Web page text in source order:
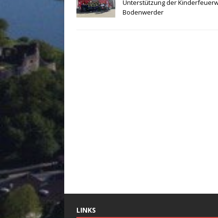
Unterstützung der
Bodenwerder
LINKS